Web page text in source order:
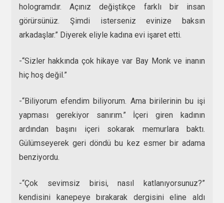
hologramdır. Açınız değiştikçe farklı bir insan
görürsünüz. Şimdi isterseniz evinize baksın
arkadaşlar.” Diyerek eliyle kadına evi işaret etti.
-“Sizler hakkında çok hikaye var Bay Monk ve inanın
hiç hoş değil.”
-“Biliyorum efendim biliyorum. Ama birilerinin bu işi
yapması gerekiyor sanırım.” İçeri giren kadının
ardından başını içeri sokarak memurlara baktı.
Gülümseyerek geri döndü bu kez esmer bir adama
benziyordu.
-“Çok sevimsiz birisi, nasıl katlanıyorsunuz?”
kendisini kanepeye bırakarak dergisini eline aldı